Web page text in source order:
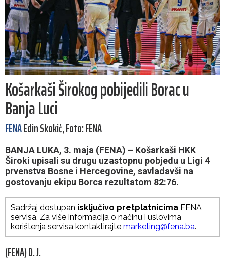
Košarkaši Širokog pobijedili Borac u
Banja Luci
FENAEdin Skokić, Foto: FENA
BANJA LUKA, 3. maja (FENA) – Košarkaši HKK
Široki upisali su drugu uzastopnu pobjedu u Ligi 4
prvenstva Bosne i Hercegovine, savladavši na
gostovanju ekipu Borca rezultatom 82:76.
Sadržaj dostupan isključivo pretplatnicima FENA
servisa. Za više informacija o načinu i uslovima
korištenja servisa kontaktirajte marketing@fena.ba.
(FENA) D. J.